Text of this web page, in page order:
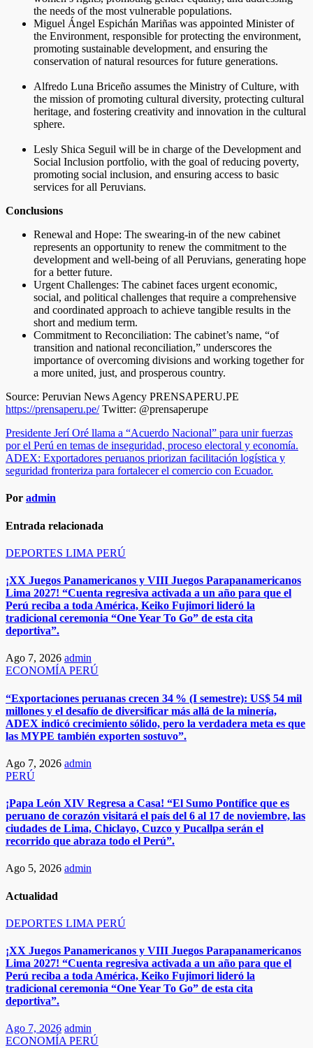
the needs of the most vulnerable populations.
Miguel Ángel Espichán Mariñas was appointed Minister of
the Environment, responsible for protecting the environment,
promoting sustainable development, and ensuring the
conservation of natural resources for future generations.
Alfredo Luna Briceño assumes the Ministry of Culture, with
the mission of promoting cultural diversity, protecting cultural
heritage, and fostering creativity and innovation in the cultural
sphere.
Lesly Shica Seguil will be in charge of the Development and
Social Inclusion portfolio, with the goal of reducing poverty,
promoting social inclusion, and ensuring access to basic
services for all Peruvians.
Conclusions
Renewal and Hope: The swearing-in of the new cabinet
represents an opportunity to renew the commitment to the
development and well-being of all Peruvians, generating hope
for a better future.
Urgent Challenges: The cabinet faces urgent economic,
social, and political challenges that require a comprehensive
and coordinated approach to achieve tangible results in the
short and medium term.
Commitment to Reconciliation: The cabinet’s name, “of
transition and national reconciliation,” underscores the
importance of overcoming divisions and working together for
a more united, just, and prosperous country.
Source: Peruvian News Agency PRENSAPERU.PE
https://prensaperu.pe/Twitter: @prensaperupe
Navegación
de
entradas
Presidente Jerí Oré llama a “Acuerdo Nacional” para unir fuerzas
por el Perú en temas de inseguridad, proceso electoral y economía.
ADEX: Exportadores peruanos priorizan facilitación logística y
seguridad fronteriza para fortalecer el comercio con Ecuador.
Por admin
Entrada relacionada
DEPORTES LIMA PERÚ
¡XX Juegos Panamericanos y VIII Juegos Parapanamericanos
Lima 2027! “Cuenta regresiva activada a un año para que el
Perú reciba a toda América, Keiko Fujimori lideró la
tradicional ceremonia “One Year To Go” de esta cita
deportiva”.
Ago 7, 2026 admin
ECONOMÍA PERÚ
“Exportaciones peruanas crecen 34 % (I semestre): US$ 54 mil
millones y el desafío de diversificar más allá de la minería,
ADEX indicó crecimiento sólido, pero la verdadera meta es que
las MYPE también exporten sostuvo”.​​
Ago 7, 2026 admin
PERÚ
¡Papa León XIV Regresa a Casa! “El Sumo Pontífice que es
peruano de corazón visitará el país del 6 al 17 de noviembre, las
ciudades de Lima, Chiclayo, Cuzco y Pucallpa serán el
recorrido que abraza todo el Perú”.​
Ago 5, 2026 admin
Actualidad
DEPORTES LIMA PERÚ
¡XX Juegos Panamericanos y VIII Juegos Parapanamericanos
Lima 2027! “Cuenta regresiva activada a un año para que el
Perú reciba a toda América, Keiko Fujimori lideró la
tradicional ceremonia “One Year To Go” de esta cita
deportiva”.
Ago 7, 2026 admin
ECONOMÍAPERÚ